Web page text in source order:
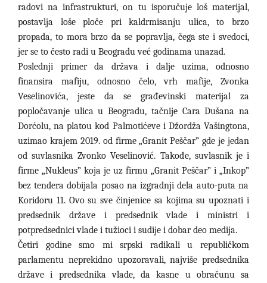
radovi na infrastrukturi, on tu isporučuje loš materijal,
postavlja loše ploče pri kaldrmisanju ulica, to brzo
propada, to mora brzo da se popravlja, čega ste i svedoci,
jer se to često radi u Beogradu već godinama unazad.
Poslednji primer da država i dalje uzima, odnosno
finansira mafiju, odnosno čelo, vrh mafije, Zvonka
Veselinovića, jeste da se građevinski materijal za
popločavanje ulica u Beogradu, tačnije Cara Dušana na
Dorćolu, na platou kod Palmotićeve i Džordža Vašingtona,
uzimao krajem 2019. od firme „Granit Peščar” gde je jedan
od suvlasnika Zvonko Veselinović. Takođe, suvlasnik je i
firme „Nukleus” koja je uz firmu „Granit Peščar” i „Inkop”
bez tendera dobijala posao na izgradnji dela auto-puta na
Koridoru 11. Ovo su sve činjenice sa kojima su upoznati i
predsednik države i predsednik vlade i ministri i
potpredsednici vlade i tužioci i sudije i dobar deo medija.
Četiri godine smo mi srpski radikali u republičkom
parlamentu neprekidno upozoravali, najviše predsednika
države i predsednika vlade, da kasne u obračunu sa